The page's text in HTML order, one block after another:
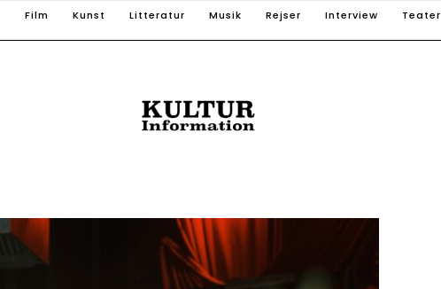
Film Kunst Litteratur Musik Rejser Interview Teater